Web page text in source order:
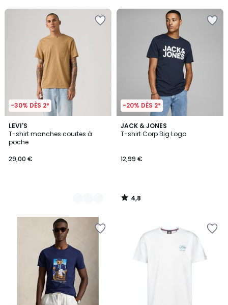
-30% DÈS 2*
LEVI'S
T-shirt manches courtes à
poche
29,00 €
2
Couleurs
-20% DÈS 2*
JACK & JONES
T-shirt Corp Big Logo
12,99 €
4,8
/ 5
4,8
/